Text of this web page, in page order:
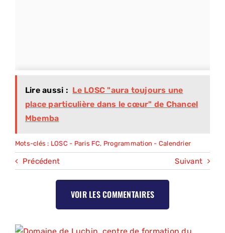
Lire aussi : Le LOSC "aura toujours une
place particulière dans le cœur" de Chancel
Mbemba
Mots-clés : LOSC - Paris FC, Programmation - Calendrier
Précédent Suivant
VOIR LES COMMENTAIRES